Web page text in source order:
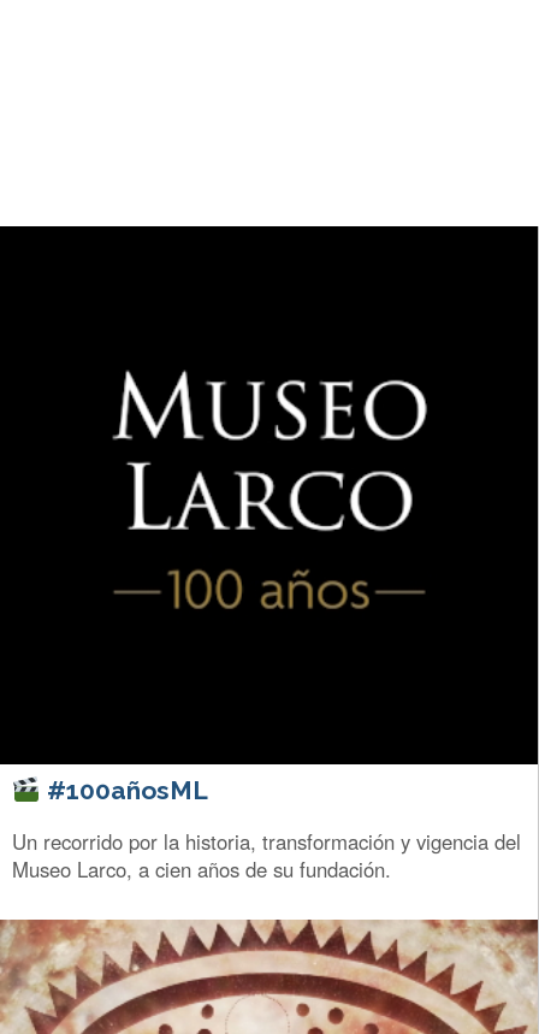
#100añosML
Un recorrido por la historia, transformación y vigencia del
Museo Larco, a cien años de su fundación.